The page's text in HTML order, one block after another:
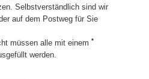
Selbstverständlich sind wir
auf dem Postweg für Sie
müssen alle mit einem *
werden.